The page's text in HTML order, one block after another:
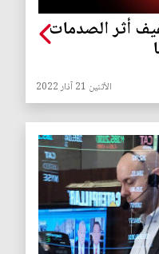
أثر الصدمات
الأثنين 21 آذار 2022